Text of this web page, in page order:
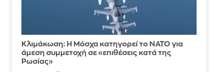
Κλιμάκωση: Η Μόσχα κατηγορεί το ΝΑΤΟ για
άμεση συμμετοχή σε «επιθέσεις κατά της
Ρωσίας»